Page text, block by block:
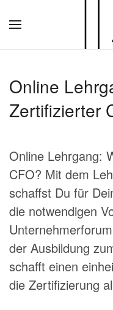
Hauptinhalt
Online
Zertifizierter
Online Lehrgang:
CFO? Mit dem
schaffst Du für
die notwendigen
der Ausbildung
schafft einen
die Zertifizierung